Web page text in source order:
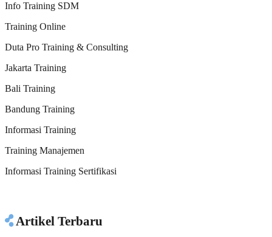
Info Training SDM
Training Online
Duta Pro Training & Consulting
Jakarta Training
Bali Training
Bandung Training
Informasi Training
Training Manajemen
Informasi Training Sertifikasi
Artikel Terbaru